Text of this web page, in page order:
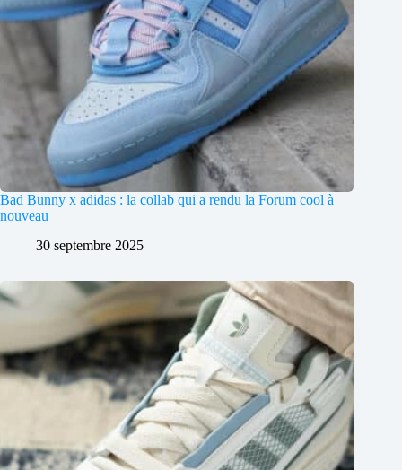
Bad Bunny x adidas : la collab qui a rendu la Forum cool à
nouveau
30 septembre 2025